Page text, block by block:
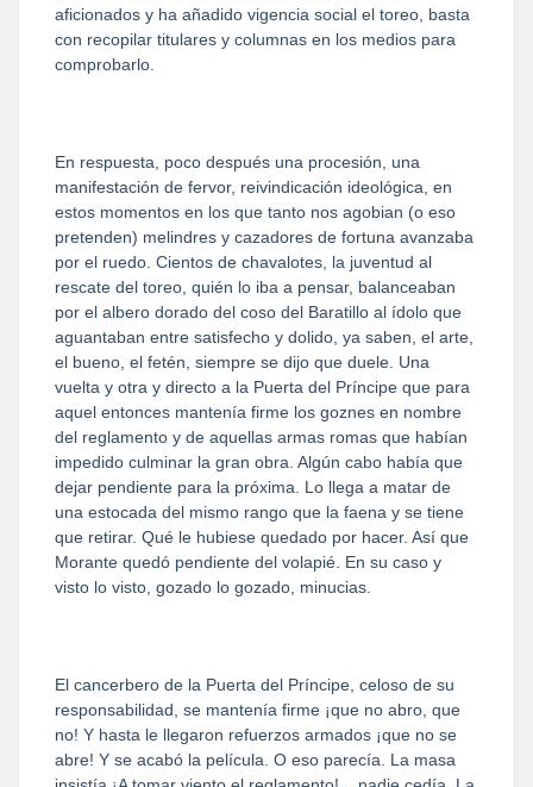
aficionados y ha añadido vigencia social el toreo, basta
con recopilar titulares y columnas en los medios para
comprobarlo.
En respuesta, poco después una procesión, una
manifestación de fervor, reivindicación ideológica, en
estos momentos en los que tanto nos agobian (o eso
pretenden) melindres y cazadores de fortuna avanzaba
por el ruedo. Cientos de chavalotes, la juventud al
rescate del toreo, quién lo iba a pensar, balanceaban
por el albero dorado del coso del Baratillo al ídolo que
aguantaban entre satisfecho y dolido, ya saben, el arte,
el bueno, el fetén, siempre se dijo que duele. Una
vuelta y otra y directo a la Puerta del Príncipe que para
aquel entonces mantenía firme los goznes en nombre
del reglamento y de aquellas armas romas que habían
impedido culminar la gran obra. Algún cabo había que
dejar pendiente para la próxima. Lo llega a matar de
una estocada del mismo rango que la faena y se tiene
que retirar. Qué le hubiese quedado por hacer. Así que
Morante quedó pendiente del volapié. En su caso y
visto lo visto, gozado lo gozado, minucias.
El cancerbero de la Puerta del Príncipe, celoso de su
responsabilidad, se mantenía firme ¡que no abro, que
no! Y hasta le llegaron refuerzos armados ¡que no se
abre! Y se acabó la película. O eso parecía. La masa